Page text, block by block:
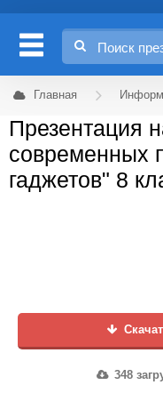
Главная
Презентация
современных
гаджетов" 8
348